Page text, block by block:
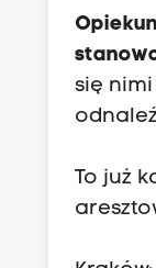
się
To już